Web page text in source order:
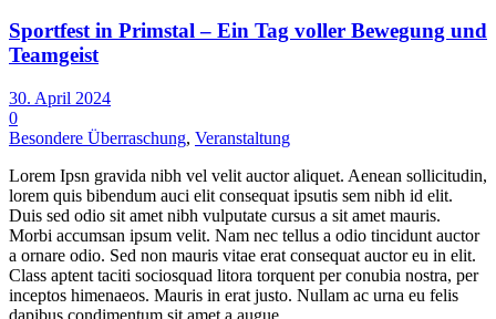
Sportfest in Primstal – Ein Tag voller Bewegung und
Teamgeist
30. April 2024
0
Besondere Überraschung, Veranstaltung
Lorem Ipsn gravida nibh vel velit auctor aliquet. Aenean sollicitudin,
lorem quis bibendum auci elit consequat ipsutis sem nibh id elit.
Duis sed odio sit amet nibh vulputate cursus a sit amet mauris.
Morbi accumsan ipsum velit. Nam nec tellus a odio tincidunt auctor
a ornare odio. Sed non mauris vitae erat consequat auctor eu in elit.
Class aptent taciti sociosquad litora torquent per conubia nostra, per
inceptos himenaeos. Mauris in erat justo. Nullam ac urna eu felis
dapibus condimentum sit amet a augue.